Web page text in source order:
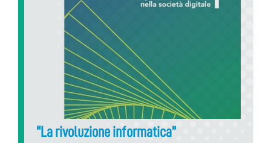
“La rivoluzione informatica”